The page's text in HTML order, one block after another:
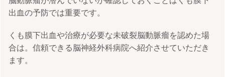
出血の予防では重要です。
くも膜下出血や治療が必要な未破裂脳動脈瘤を認めた場
合は。信頼できる脳神経外科病院へ紹介させていただき
ます。